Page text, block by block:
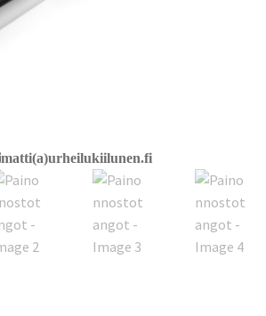
matti(a)urheilukiilunen.fi